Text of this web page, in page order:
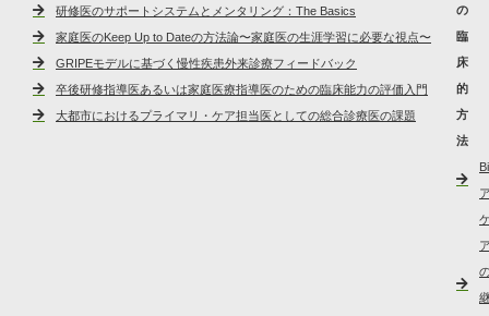
研修医のサポートシステムとメンタリング：The Basics
家庭医のKeep Up to Dateの方法論〜家庭医の生涯学習に必要な視点〜
GRIPEモデルに基づく慢性疾患外来診療フィードバック
卒後研修指導医あるいは家庭医療指導医のための臨床能力の評価入門
大都市におけるプライマリ・ケア担当医としての総合診療医の課題
の
臨
床
的
方
法